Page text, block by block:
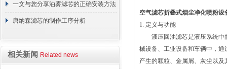
原理
一文与您分享油雾滤芯的正确安装方法
唐纳森滤芯的制作工序分析
相关新闻 Related news
空气滤芯折叠式烟尘净化喷粉设
1. 定义与功能
液压回油滤芯是液压系统中的
械设备、工业设备和车辆中，
产生的颗粒、金属屑、灰尘以